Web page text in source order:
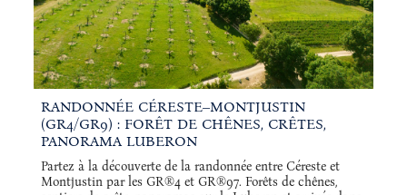
RANDONNÉE CÉRESTE–MONTJUSTIN
(GR4/GR9) : FORÊT DE CHÊNES, CRÊTES,
PANORAMA LUBERON
Partez à la découverte de la randonnée entre Céreste et
Montjustin par les GR®4 et GR®97. Forêts de chênes,